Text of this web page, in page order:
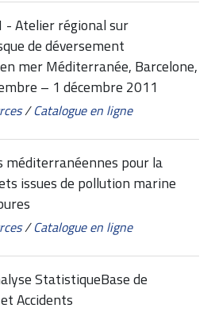
- Atelier régional sur
de déversement
mer Méditerranée, Barcelone,
– 1 décembre 2011
/Catalogue en ligne
méditerranéennes pour la
issues de pollution marine
/Catalogue en ligne
StatistiqueBase de
Accidents